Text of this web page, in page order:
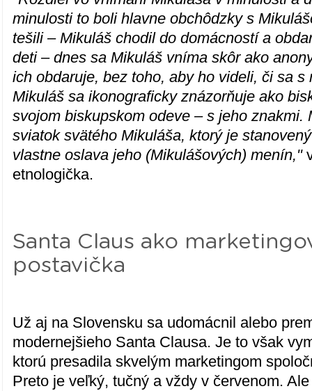
minulosti to boli hlavne obchôdzky s
tešili – Mikuláš chodil do domácností a
deti – dnes sa Mikuláš vníma skôr ako
ich obdaruje, bez toho, aby ho videli, či sa s
Mikuláš sa ikonograficky znázorňuje ako
svojom biskupskom odeve – s jeho znakmi.
sviatok svätého Mikuláša, ktorý je
vlastne oslava jeho (Mikulášových) menín,"
etnologička.
Santa Claus ako
postavička
Už aj na Slovensku sa udomácnil alebo
modernejšieho Santa Clausa. Je to však
ktorú presadila skvelým marketingom
Preto je veľký, tučný a vždy v červenom.